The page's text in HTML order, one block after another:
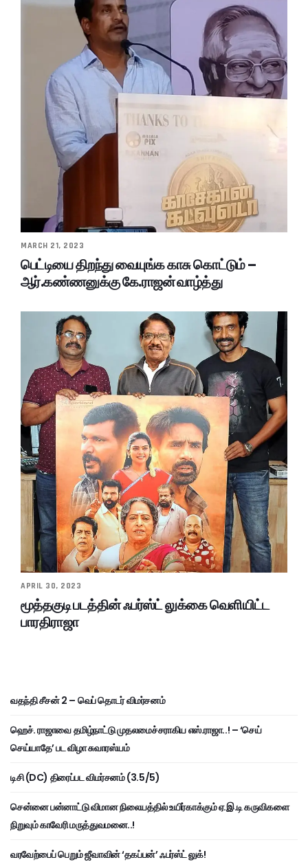
MARCH 21, 2023
பெட்டியை திறந்து வையுங்க காசு கொட்டும் –
ஆர்.கண்ணனுக்கு கே.ராஜன் வாழ்த்து
APRIL 30, 2023
மூத்தகுடி படத்தின் ஃபர்ஸ்ட் லுக்கை வெளியிட்ட
பாரதிராஜா
வதந்தி சீசன் 2 – வெப் தொடர் விமர்சனம்
ஹெச். ராஜாவை தமிழ்நாட்டு முதலமைச்சராகிய எஸ்.ராஜா..! – ‘செய்
செய்யாதே’ பட விழா சுவாரஸ்யம்
டிசி (DC) திரைப்பட விமர்சனம் (3.5/5)
சென்னை பன்னாட்டு விமான நிலையத்தில் உயிர்காக்கும் ஏ.இ.டி கருவிகளை
நிறுவும் காவேரி மருத்துவமனை..!
வரவேற்பைப் பெறும் ஜீவாவின் ‘தகப்பன்’ ஃபர்ஸ்ட் லுக்!